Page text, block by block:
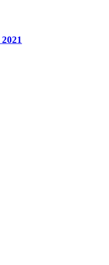
2021